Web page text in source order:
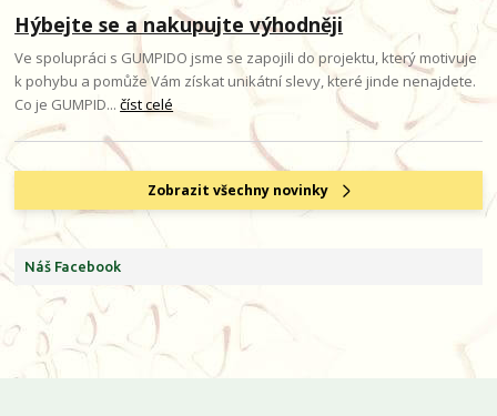
Hýbejte se a nakupujte výhodněji
Ve spolupráci s GUMPIDO jsme se zapojili do projektu, který motivuje
k pohybu a pomůže Vám získat unikátní slevy, které jinde nenajdete.
Co je GUMPID...číst celé
Zobrazit všechny novinky
Náš Facebook